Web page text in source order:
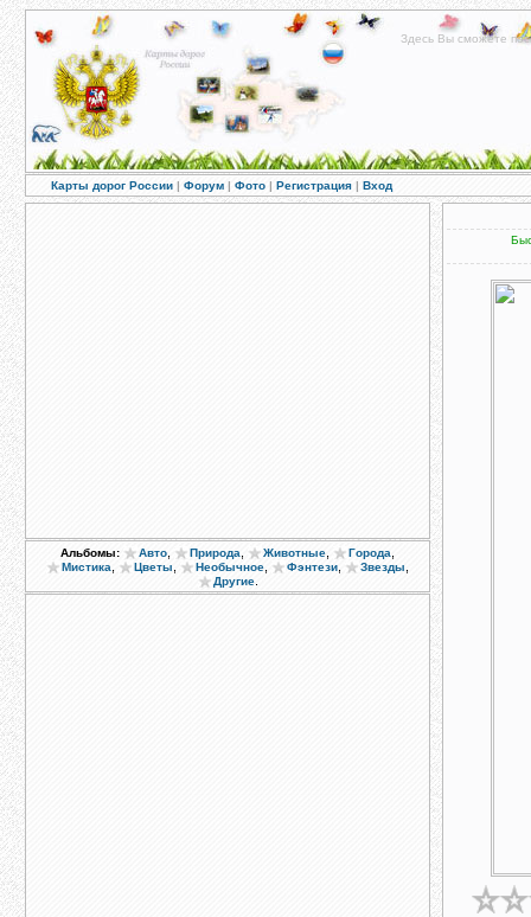
Здесь Вы сможете
Карты дорог России | Форум | Фото | Регистрация | Вход
Альбомы: Авто Природа Животные Города
Мистика Цветы Необычное Фэнтези Звезды
Другие.